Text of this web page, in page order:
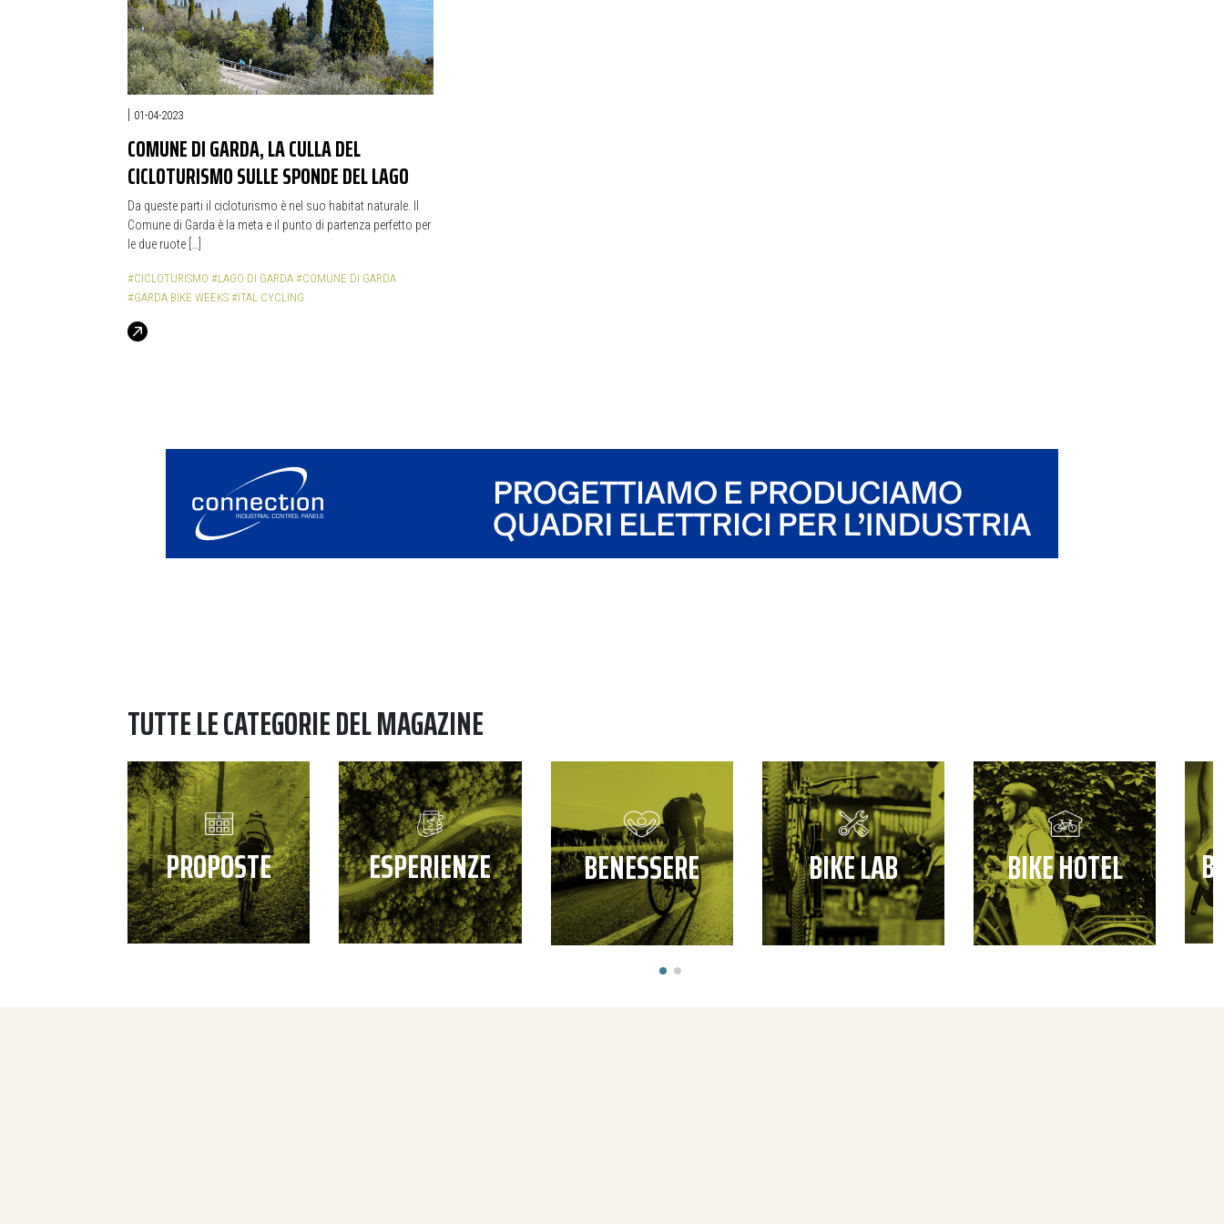
| 01-04-2023
COMUNE DI GARDA, LA CULLA DEL
CICLOTURISMO SULLE SPONDE DEL LAGO
Da queste parti il cicloturismo è nel suo habitat naturale. Il
Comune di Garda è la meta e il punto di partenza perfetto per
le due ruote […]
#CICLOTURISMO #LAGO DI GARDA #COMUNE DI GARDA
#GARDA BIKE WEEKS #ITAL CYCLING
TUTTE LE CATEGORIE DEL MAGAZINE
PROPOSTE ESPERIENZE BENESSERE BIKE LAB BIKE HOTEL